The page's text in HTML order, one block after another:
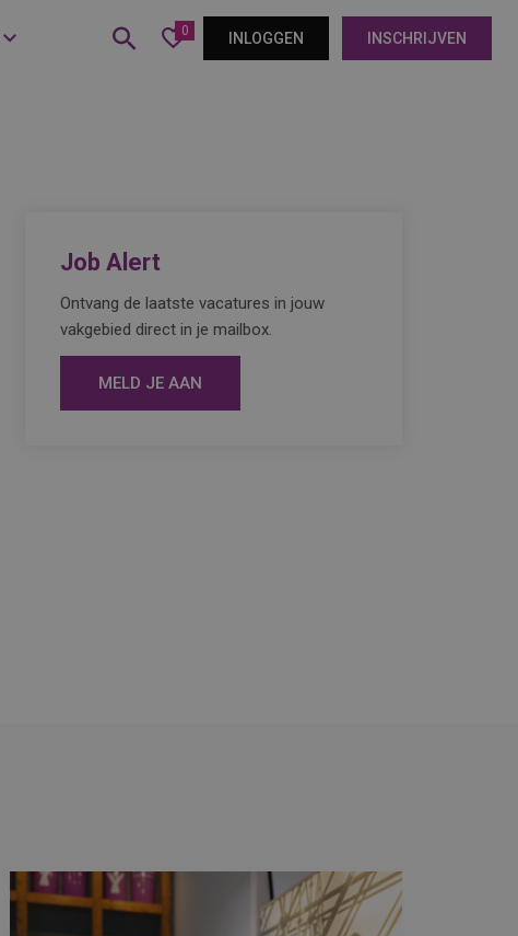
0 INLOGGEN INSCHRIJVEN
Job Alert
Ontvang de laatste vacatures in jouw
vakgebied direct in je mailbox.
MELD JE AAN